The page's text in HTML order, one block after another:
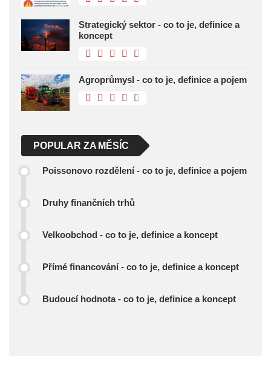
Strategický sektor - co to je, definice a
koncept
Agroprůmysl - co to je, definice a pojem
POPULAR ZA MĚSÍC
Poissonovo rozdělení - co to je, definice a pojem
Druhy finančních trhů
Velkoobchod - co to je, definice a koncept
Přímé financování - co to je, definice a koncept
Budoucí hodnota - co to je, definice a koncept